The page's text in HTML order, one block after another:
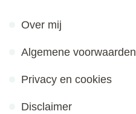
Over mij
Algemene voorwaarden
Privacy en cookies
Disclaimer